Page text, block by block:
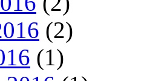
(2)
(1)